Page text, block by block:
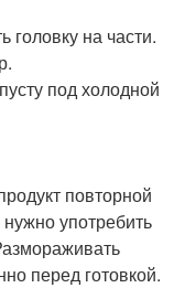
головку на части.
под холодной
повторной
употребить
перед готовкой.